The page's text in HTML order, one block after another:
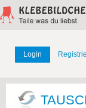
Login